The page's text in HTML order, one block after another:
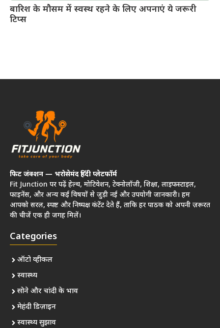
बारिश के मौसम में स्वस्थ रहने के लिए अपनाएं ये जरूरी
टिप्स
फिट जंक्शन — भरोसेमंद हिंदी प्लेटफॉर्म
Fit Junction पर पढ़ें हेल्थ, मोटिवेशन, टेक्नोलॉजी, शिक्षा, लाइफस्टाइल,
फाइनेंस, और अन्य कई विषयों से जुड़ी नई और उपयोगी जानकारी। हम
आपको सरल, स्पष्ट और निष्पक्ष कंटेंट देते हैं, ताकि हर पाठक को अपनी ज़रूरत
की चीजें एक ही जगह मिलें।
Categories
ऑटो व्हीकल
स्वास्थ्य
सोने और चांदी के भाव
मेहंदी डिज़ाइन
स्वास्थ्य सुझाव